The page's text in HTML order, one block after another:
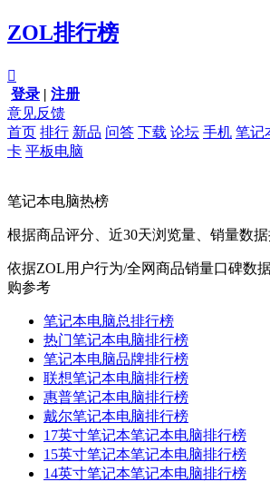
ZOL排行榜

登录 | 注册
意见反馈
首页 排行 新品 问答 下载 论坛 手机 笔记
卡 平板电脑
笔记本电脑热榜
根据商品评分、近30天浏览量、销量数
依据ZOL用户行为/全网商品销量口碑数
购参考
笔记本电脑总排行榜
热门笔记本电脑排行榜
笔记本电脑品牌排行榜
联想笔记本电脑排行榜
惠普笔记本电脑排行榜
戴尔笔记本电脑排行榜
17英寸笔记本笔记本电脑排行榜
15英寸笔记本笔记本电脑排行榜
14英寸笔记本笔记本电脑排行榜